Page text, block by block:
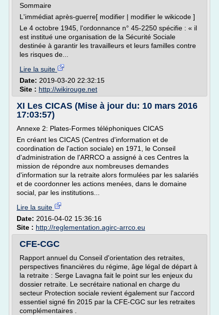
Sommaire
L'immédiat après-guerre[ modifier | modifier le wikicode ]
Le 4 octobre 1945, l'ordonnance n° 45-2250 spécifie : « il
est institué une organisation de la Sécurité Sociale
destinée à garantir les travailleurs et leurs familles contre
les risques de...
Lire la suite
Date: 2019-03-20 22:32:15
Site : http://wikirouge.net
XI Les CICAS (Mise à jour du: 10 mars 2016
17:03:57)
Annexe 2: Plates-Formes téléphoniques CICAS
En créant les CICAS (Centres d'information et de
coordination de l'action sociale) en 1971, le Conseil
d'administration de l'ARRCO a assigné à ces Centres la
mission de répondre aux nombreuses demandes
d'information sur la retraite alors formulées par les salariés
et de coordonner les actions menées, dans le domaine
social, par les institutions...
Lire la suite
Date: 2016-04-02 15:36:16
Site : http://reglementation.agirc-arrco.eu
CFE-CGC
Rapport annuel du Conseil d'orientation des retraites,
perspectives financières du régime, âge légal de départ à
la retraite : Serge Lavagna fait le point sur les enjeux du
dossier retraite. Le secrétaire national en charge du
secteur Protection sociale revient également sur l'accord
essentiel signé fin 2015 par la CFE-CGC sur les retraites
complémentaires .